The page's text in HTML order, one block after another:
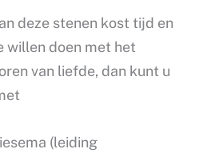
deze stenen kost tijd en
willen doen met het
van liefde, dan kunt u
(leiding